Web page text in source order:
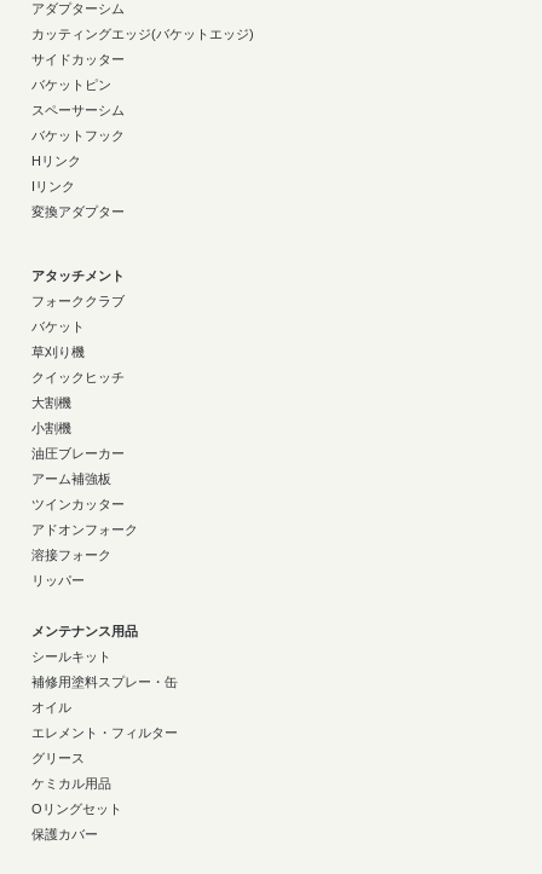
アダプターシム
カッティングエッジ(バケットエッジ)
サイドカッター
バケットピン
スペーサーシム
バケットフック
Hリンク
Iリンク
変換アダプター
アタッチメント
フォーククラブ
バケット
草刈り機
クイックヒッチ
大割機
小割機
油圧ブレーカー
アーム補強板
ツインカッター
アドオンフォーク
溶接フォーク
リッパー
メンテナンス用品
シールキット
補修用塗料スプレー・缶
オイル
エレメント・フィルター
グリース
ケミカル用品
Oリングセット
保護カバー